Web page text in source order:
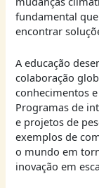
fundamental
encontrar
A educação
colaboração
conhecimentos
Programas de
e projetos de
exemplos de
o mundo em
inovação em